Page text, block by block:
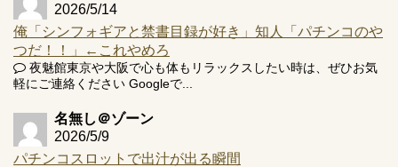
2026/5/14
俺「シンフォギアと禁書目録が好き」知人「パチンコのや
つだ！！」←これやめろ
夜魅館東京や大阪で心も体もリラックスしたい時は、ぜひお気
軽にご連絡ください Googleで...
名無し＠ゾーン
2026/5/9
パチンコスロットで出汁が出る瞬間